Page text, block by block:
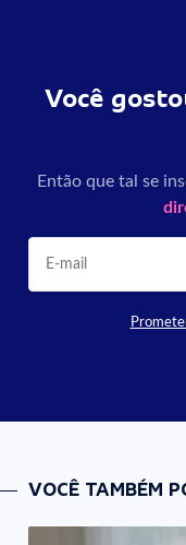
Você
Então que tal se
VOCÊ TAMBÉM